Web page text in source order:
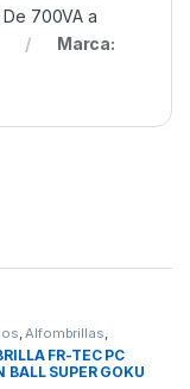
De 700VA a
Marca:
,Alfombrillas,
FR-TEC PC
BALL SUPER GOKU